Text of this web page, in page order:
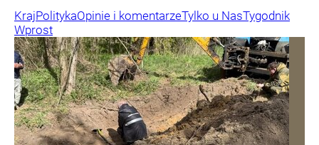
KrajPolitykaOpinie i komentarzeTylko u NasTygodnik
Wprost